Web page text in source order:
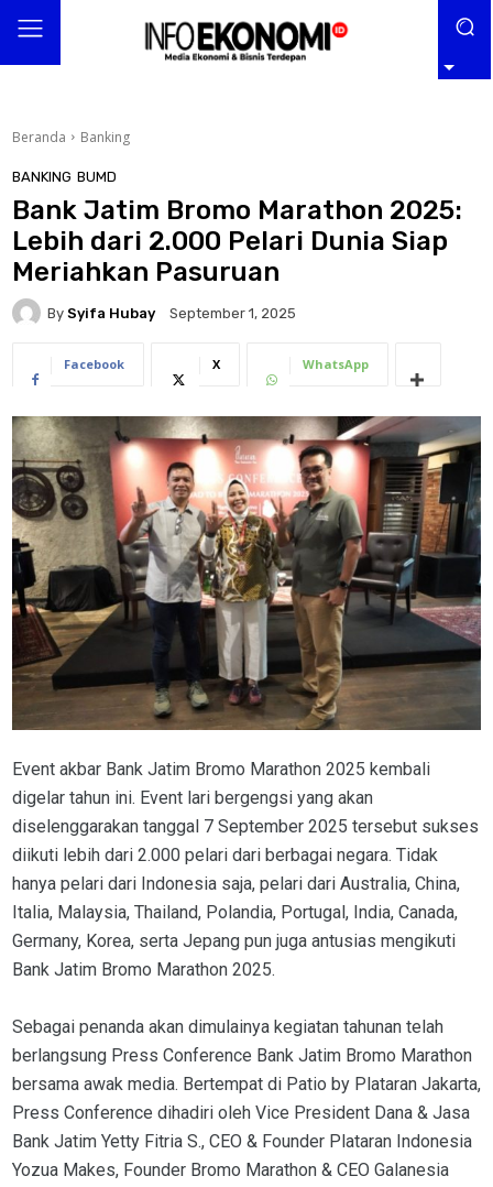
Beranda Banking
BANKING BUMD
Bank Jatim Bromo Marathon 2025:
Lebih dari 2.000 Pelari Dunia Siap
Meriahkan Pasuruan
By Syifa Hubay September 1, 2025
Facebook X WhatsApp
Event akbar Bank Jatim Bromo Marathon 2025 kembali
digelar tahun ini. Event lari bergengsi yang akan
diselenggarakan tanggal 7 September 2025 tersebut sukses
diikuti lebih dari 2.000 pelari dari berbagai negara. Tidak
hanya pelari dari Indonesia saja, pelari dari Australia, China,
Italia, Malaysia, Thailand, Polandia, Portugal, India, Canada,
Germany, Korea, serta Jepang pun juga antusias mengikuti
Bank Jatim Bromo Marathon 2025.
Sebagai penanda akan dimulainya kegiatan tahunan telah
berlangsung Press Conference Bank Jatim Bromo Marathon
bersama awak media. Bertempat di Patio by Plataran Jakarta,
Press Conference dihadiri oleh Vice President Dana & Jasa
Bank Jatim Yetty Fitria S., CEO & Founder Plataran Indonesia
Yozua Makes, Founder Bromo Marathon & CEO Galanesia